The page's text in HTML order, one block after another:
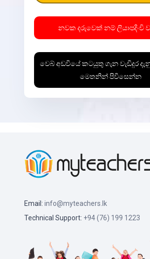
නවක දරුවෙක් නම් ලියාපදිංචි
වෙබ් අඩවියේ කටයුතු ගැන වැඩිදුර
මෙතනින් පිවිසෙන්න
Email: info@myteachers.lk
Technical Support: +94 (76) 199 1223